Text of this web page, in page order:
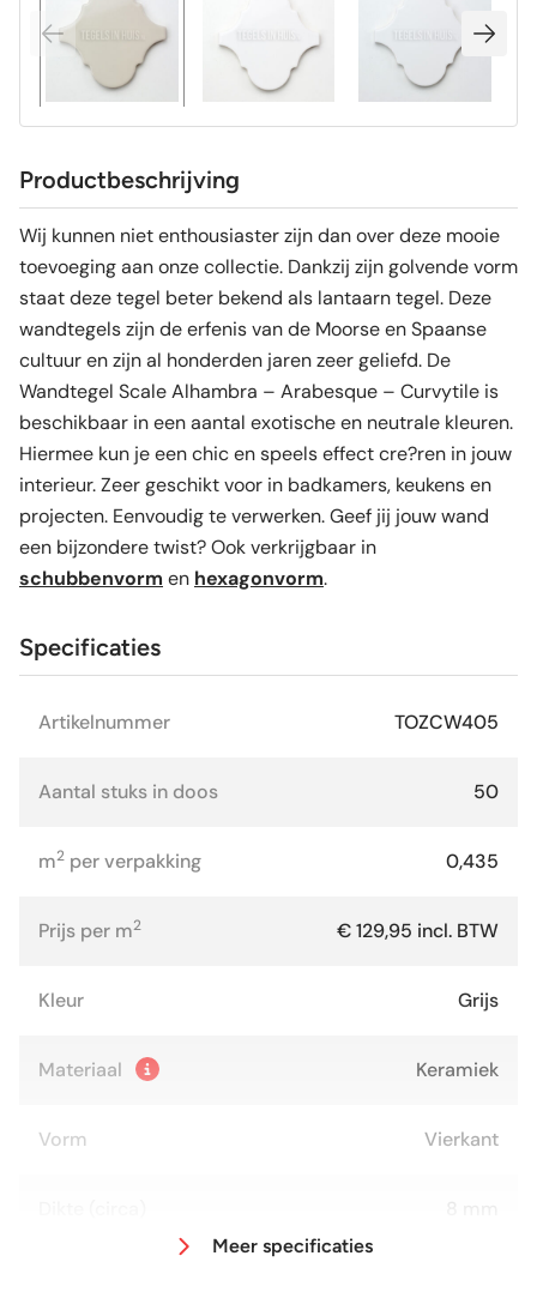
Productbeschrijving
Wij kunnen niet enthousiaster zijn dan over deze mooie
toevoeging aan onze collectie. Dankzij zijn golvende vorm
staat deze tegel beter bekend als lantaarn tegel. Deze
wandtegels zijn de erfenis van de Moorse en Spaanse
cultuur en zijn al honderden jaren zeer geliefd. De
Wandtegel Scale Alhambra – Arabesque – Curvytile is
beschikbaar in een aantal exotische en neutrale kleuren.
Hiermee kun je een chic en speels effect cre?ren in jouw
interieur. Zeer geschikt voor in badkamers, keukens en
projecten. Eenvoudig te verwerken. Geef jij jouw wand
een bijzondere twist? Ook verkrijgbaar in
schubbenvorm en hexagonvorm.
Specificaties
Artikelnummer TOZCW405
Aantal stuks in doos 50
m2 per verpakking 0,435
Prijs per m2 € 129,95 incl. BTW
Kleur Grijs
Materiaal Keramiek
Vorm Vierkant
Meer specificaties